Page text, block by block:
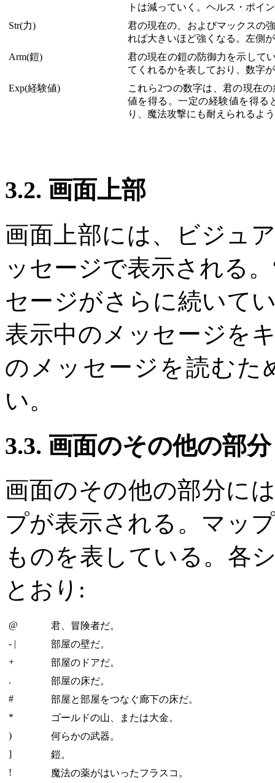
トは減っていく。ヘルス・ポイ
Str(力)
君の現在の、およびマックスの
れば大きいほど強くなる。左側
Arm(鎧)
君の現在の鎧の防御力を示して
てくれるかを表しており、数字
Exp(経験値)
これら2つの数字は、君の現在
値を得る。一定の経験値を得る
り、魔法攻撃にも耐えられるよ
3.2. 画面上部
画面上部には、ビジュ
ッセージで表示される
セージがさらに続いて
表示中のメッセージを
のメッセージを読むた
い。
3.3. 画面のその他の部分
画面のその他の部分に
プが表示される。マッ
ものを表している。各
とおり:
@
君、冒険者だ。
- |
部屋の壁だ。
+
部屋のドアだ。
.
部屋の床だ。
#
部屋と部屋をつなぐ廊下の床だ。
*
ゴールドの山、または大金。
)
何らかの武器。
]
鎧。
!
魔法の薬がはいったフラスコ。